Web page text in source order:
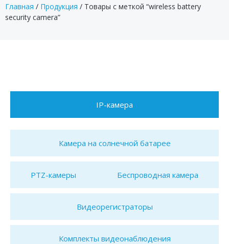
Главная / Продукция / Товары с меткой “wireless battery
security camera”
IP-камера
Камера на солнечной батарее
PTZ-камеры Беспроводная камера
Видеорегистраторы
Комплекты видеонаблюдения